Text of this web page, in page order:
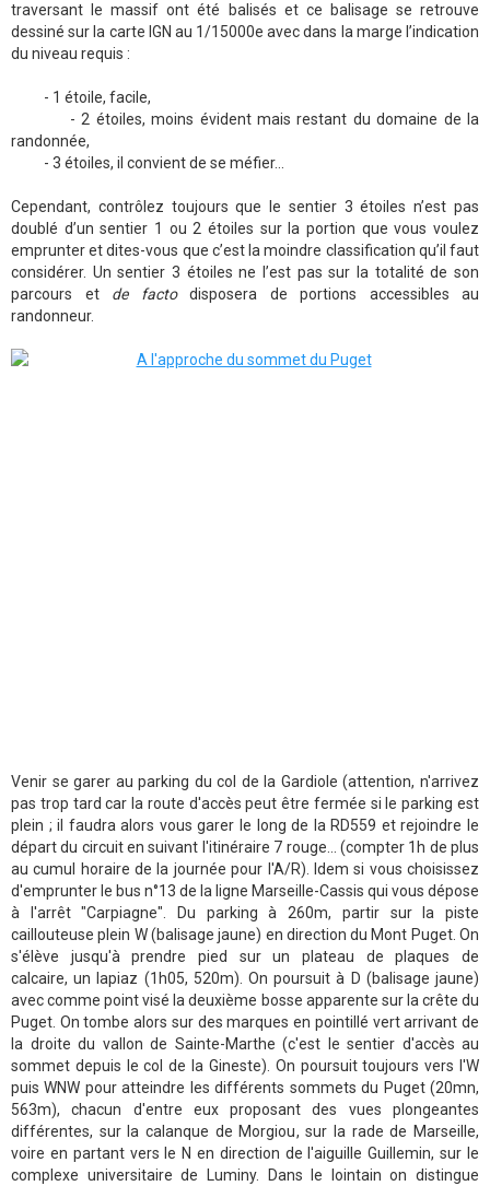
traversant le massif ont été balisés et ce balisage se retrouve
dessiné sur la carte IGN au 1/15000e avec dans la marge l’indication
du niveau requis :
- 1 étoile, facile,
- 2 étoiles, moins évident mais restant du domaine de la
randonnée,
- 3 étoiles, il convient de se méfier…
Cependant, contrôlez toujours que le sentier 3 étoiles n’est pas
doublé d’un sentier 1 ou 2 étoiles sur la portion que vous voulez
emprunter et dites-vous que c’est la moindre classification qu’il faut
considérer. Un sentier 3 étoiles ne l’est pas sur la totalité de son
parcours et de factodisposera de portions accessibles au
randonneur.
Venir se garer au parking du col de la Gardiole (attention, n'arrivez
pas trop tard car la route d'accès peut être fermée si le parking est
plein ; il faudra alors vous garer le long de la RD559 et rejoindre le
départ du circuit en suivant l'itinéraire 7 rouge... (compter 1h de plus
au cumul horaire de la journée pour l'A/R). Idem si vous choisissez
d'emprunter le bus n°13 de la ligne Marseille-Cassis qui vous dépose
à l'arrêt "Carpiagne". Du parking à 260m, partir sur la piste
caillouteuse plein W (balisage jaune) en direction du Mont Puget. On
s'élève jusqu'à prendre pied sur un plateau de plaques de
calcaire, un lapiaz (1h05, 520m). On poursuit à D (balisage jaune)
avec comme point visé la deuxième bosse apparente sur la crête du
Puget. On tombe alors sur des marques en pointillé vert arrivant de
la droite du vallon de Sainte-Marthe (c'est le sentier d'accès au
sommet depuis le col de la Gineste). On poursuit toujours vers l'W
puis WNW pour atteindre les différents sommets du Puget (20mn,
563m), chacun d'entre eux proposant des vues plongeantes
différentes, sur la calanque de Morgiou, sur la rade de Marseille,
voire en partant vers le N en direction de l'aiguille Guillemin, sur le
complexe universitaire de Luminy. Dans le lointain on distingue